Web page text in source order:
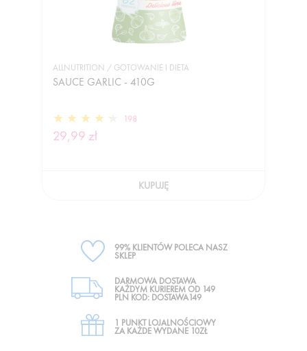
ALLNUTRITION / GOTOWANIE I DIETA
SAUCE GARLIC - 410G
198
29,99 zł
KUPUJĘ
99% KLIENTÓW POLECA NASZ
SKLEP
DARMOWA DOSTAWA
KAŻDYM KURIEREM OD 149
PLN KOD: DOSTAWA149
1 PUNKT LOJALNOŚCIOWY
ZA KAŻDE WYDANE 10ZŁ